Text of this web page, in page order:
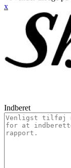
x
Indberet